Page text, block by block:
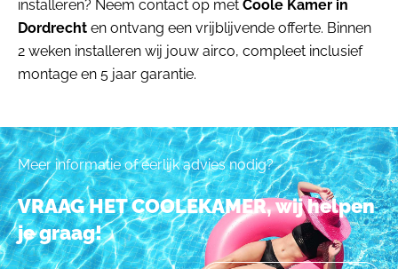
installeren? Neem contact op met Coole Kamer in
Dordrecht en ontvang een vrijblijvende offerte. Binnen
2 weken installeren wij jouw airco, compleet inclusief
montage en 5 jaar garantie.
Meer informatie of eerlijk advies nodig?
VRAAG HET COOLEKAMER, wij helpen
je graag!